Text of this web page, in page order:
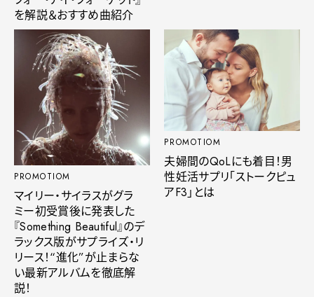
を解説＆おすすめ曲紹介
PROMOTIOM
マイリー・サイラスがグラ
ミー初受賞後に発表した
『Something Beautiful』のデ
ラックス版がサプライズ・リ
リース！“進化”が止まらな
い最新アルバムを徹底解
説！
PROMOTIOM
夫婦間のQoLにも着目！男
性妊活サプリ「ストークピュ
アF3」とは